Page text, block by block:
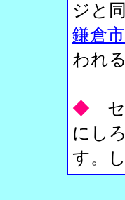
ジと
鎌倉
われ
◆
にし
す。